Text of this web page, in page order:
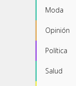
Moda
Opinión
Política
Salud